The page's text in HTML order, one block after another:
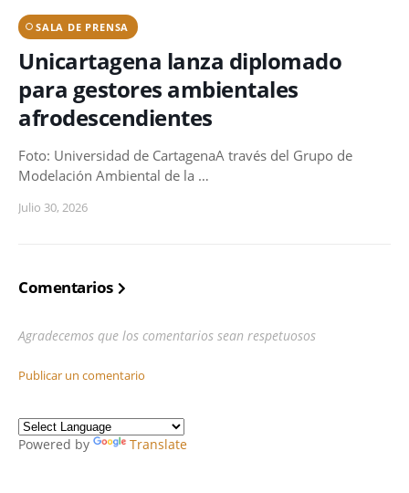
SALA DE PRENSA
Unicartagena lanza diplomado
para gestores ambientales
afrodescendientes
Foto: Universidad de CartagenaA través del Grupo de
Modelación Ambiental de la …
Julio 30, 2026
Comentarios
Agradecemos que los comentarios sean respetuosos
Publicar un comentario
Powered by Translate